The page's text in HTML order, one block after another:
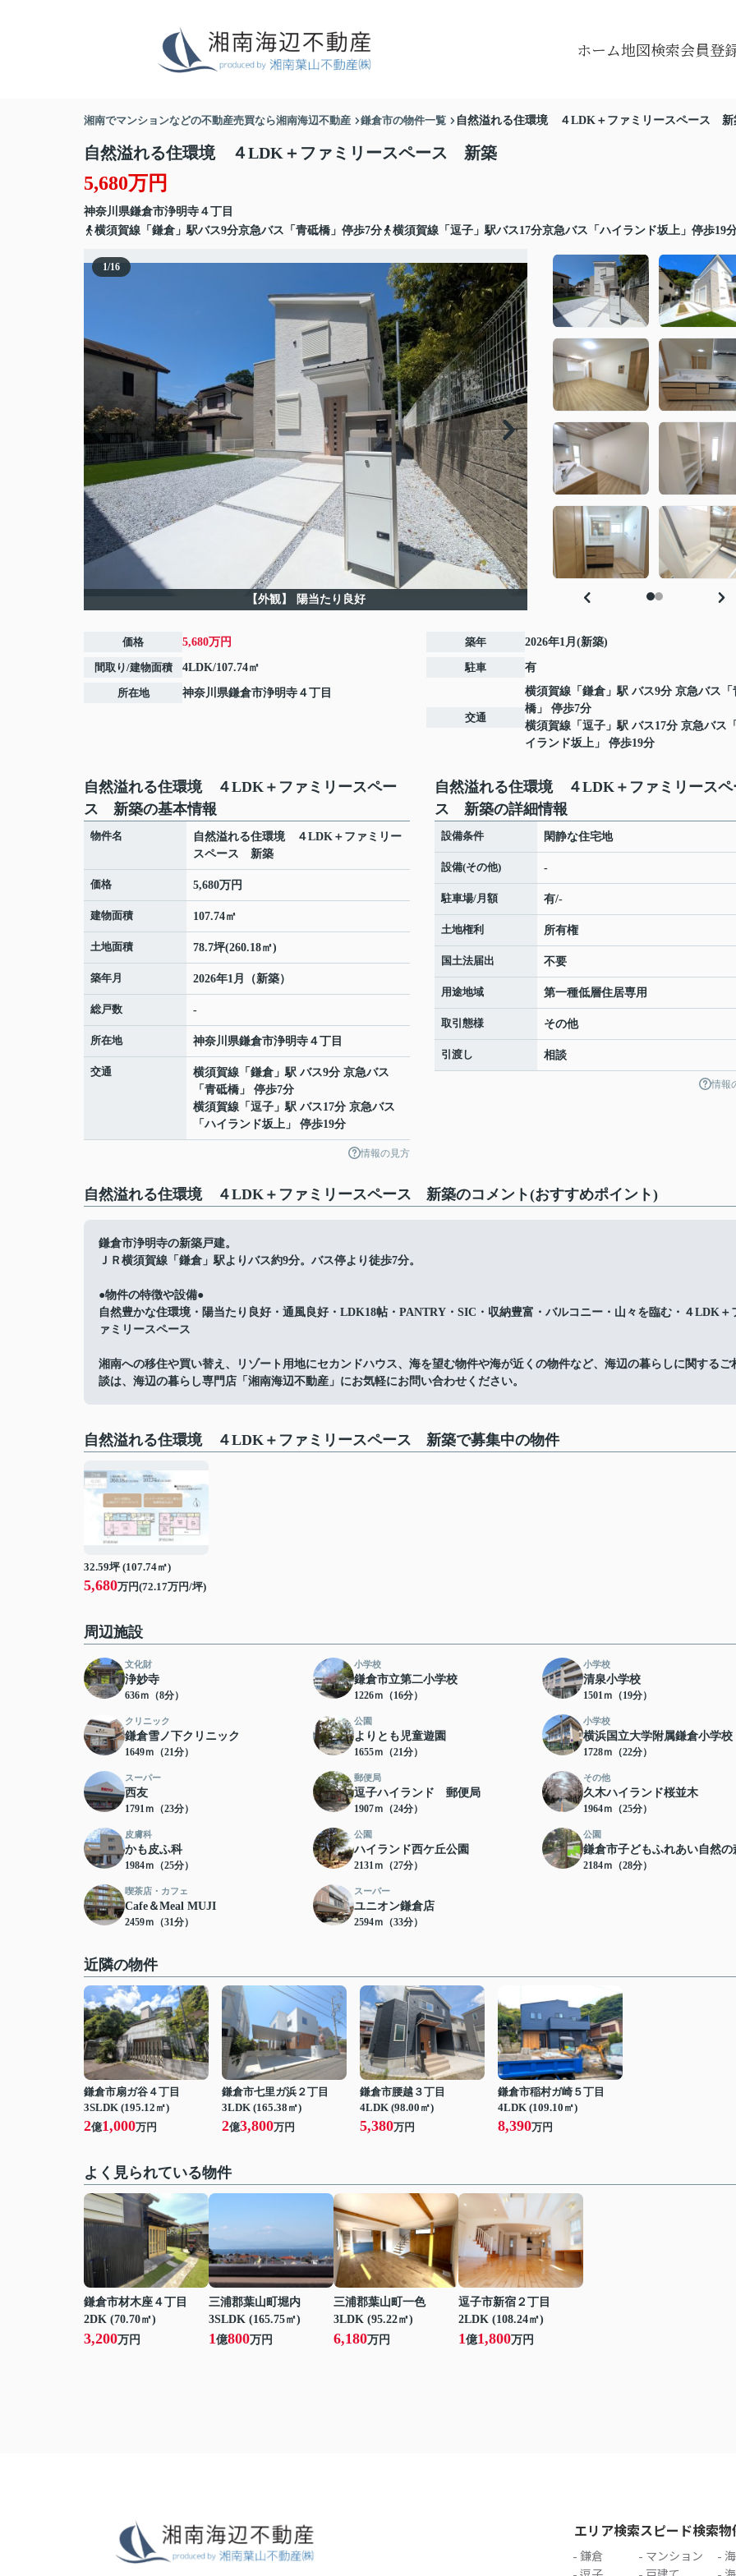
ホーム地図検索会員登
湘南でマンションなどの不動産売買なら湘南海辺不動産 鎌倉市の物件一覧 自然溢れる住環境 ４LDK＋ファミリースペース 新
自然溢れる住環境 ４LDK＋ファミリースペース 新築
5,680万円
神奈川県鎌倉市浄明寺 ４丁目
横須賀線「鎌倉」駅バス9分京急バス「青砥橋」停歩7分
横須賀線「逗子」駅バス17分京急バス「ハイランド坂上」停歩19
1/16
【外観】 陽当たり良好
価格 5,680万円
間取り/建物面積 4LDK/107.74㎡
所在地 神奈川県鎌倉市浄明寺 ４丁目
築年 2026年1月(新築)
駐車 有
交通
横須賀線 「 鎌倉 」駅 バス9分 京急バス「
橋」 停歩7分
横須賀線 「 逗子 」駅 バス17分 京急バス
イランド坂上」 停歩19分
自然溢れる住環境 ４LDK＋ファミリースペー
ス 新築の基本情報
物件名
自然溢れる住環境 ４LDK＋ファミリー
スペース 新築
価格 5,680万円
建物面積 107.74㎡
土地面積 78.7坪(260.18㎡)
築年月 2026年1月（新築）
総戸数 -
所在地 神奈川県鎌倉市浄明寺 ４丁目
交通 横須賀線 「 鎌倉 」駅 バス9分 京急バス
「青砥橋」 停歩7分
横須賀線 「 逗子 」駅 バス17分 京急バス
「ハイランド坂上」 停歩19分
情報の見方
自然溢れる住環境 ４LDK＋ファミリースペ
ス 新築の詳細情報
設備条件 閑静な住宅地
設備(その他) -
駐車場/月額 有/-
土地権利 所有権
国土法届出 不要
用途地域 第一種低層住居専用
取引態様 その他
引渡し 相談
情報
自然溢れる住環境 ４LDK＋ファミリースペース 新築のコメント(おすすめポイント)
鎌倉市浄明寺の新築戸建。
ＪＲ横須賀線「鎌倉」駅よりバス約9分。バス停より徒歩7分。
●物件の特徴や設備●
自然豊かな住環境・陽当たり良好・通風良好・LDK18帖・PANTRY・SIC・収納豊富・バルコニー・山々を臨む・４LDK＋
ァミリースペース
湘南への移住や買い替え、リゾート用地にセカンドハウス、海を望む物件や海が近くの物件など、海辺の暮らしに関するご
談は、海辺の暮らし専門店「湘南海辺不動産」にお気軽にお問い合わせください。
自然溢れる住環境 ４LDK＋ファミリースペース 新築で募集中の物件
32.59坪 (107.74㎡)
5,680万円(72.17万円/坪)
周辺施設
文化財
浄妙寺
636ｍ（8分）
小学校
鎌倉市立第二小学校
1226ｍ（16分）
小学校
清泉小学校
1501ｍ（19分）
クリニック
鎌倉雪ノ下クリニック
1649ｍ（21分）
公園
よりとも児童遊園
1655ｍ（21分）
小学校
横浜国立大学附属鎌倉小学校
1728ｍ（22分）
スーパー
西友
1791ｍ（23分）
郵便局
逗子ハイランド 郵便局
1907ｍ（24分）
その他
久木ハイランド桜並木
1964ｍ（25分）
皮膚科
かも皮ふ科
1984ｍ（25分）
公園
ハイランド西ケ丘公園
2131ｍ（27分）
公園
鎌倉市子どもふれあい自然の
2184ｍ（28分）
喫茶店・カフェ
Cafe＆Meal MUJI
2459ｍ（31分）
スーパー
ユニオン鎌倉店
2594ｍ（33分）
近隣の物件
鎌倉市扇ガ谷４丁目
3SLDK (195.12㎡)
2億1,000万円
鎌倉市七里ガ浜２丁目
3LDK (165.38㎡)
2億3,800万円
鎌倉市腰越３丁目
4LDK (98.00㎡)
5,380万円
鎌倉市稲村ガ崎５丁目
4LDK (109.10㎡)
8,390万円
よく見られている物件
鎌倉市材木座４丁目
2DK (70.70㎡)
3,200万円
三浦郡葉山町堀内
3SLDK (165.75㎡)
1億800万円
三浦郡葉山町一色
3LDK (95.22㎡)
6,180万円
逗子市新宿２丁目
2LDK (108.24㎡)
1億1,800万円
エリア検索
鎌倉
スピード検索
マンション
物